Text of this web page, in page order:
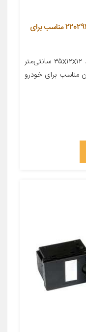
دسته راهنما و برف پاک کن مجد کد 2202935 مناسب برای
معرفی محصول جزئیات محصول ابعاد ۳۵x۱۲x۱۲ سانتی‌متر
نصب فرمان مناسب برای خودرو